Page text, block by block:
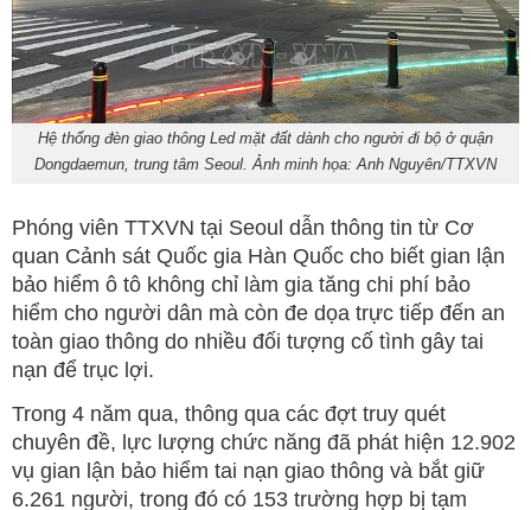
Hệ thống đèn giao thông Led mặt đất dành cho người đi bộ ở quận
Dongdaemun, trung tâm Seoul. Ảnh minh họa: Anh Nguyên/TTXVN
Phóng viên TTXVN tại Seoul dẫn thông tin từ Cơ
quan Cảnh sát Quốc gia Hàn Quốc cho biết gian lận
bảo hiểm ô tô không chỉ làm gia tăng chi phí bảo
hiểm cho người dân mà còn đe dọa trực tiếp đến an
toàn giao thông do nhiều đối tượng cố tình gây tai
nạn để trục lợi.
Trong 4 năm qua, thông qua các đợt truy quét
chuyên đề, lực lượng chức năng đã phát hiện 12.902
vụ gian lận bảo hiểm tai nạn giao thông và bắt giữ
6.261 người, trong đó có 153 trường hợp bị tạm